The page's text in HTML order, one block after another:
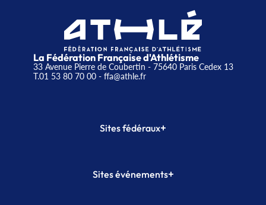
La Fédération Française d'Athlétisme
33 Avenue Pierre de Coubertin - 75640 Paris Cedex 13
T.01 53 80 70 00- ffa@athle.fr
Sites fédéraux+
Plateforme Formation
Sites événements+